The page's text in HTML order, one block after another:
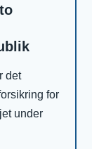
det
for
under